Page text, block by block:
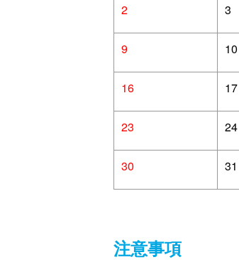
2 3
9 10
16 17
23 24
30 31
注意事項